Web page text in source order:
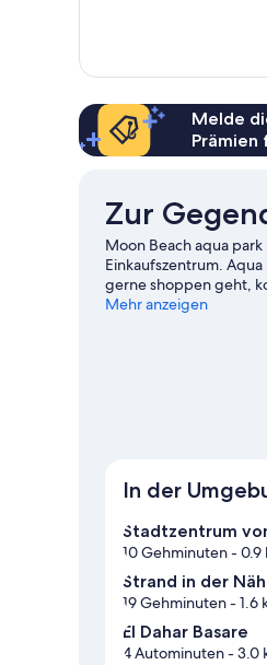
Bewertungen
Melde
Prämien
Zur
Moon Beach aqua
Einkaufszentrum.
gerne shoppen geht,
pur beim Tauchen und
Mehr anzeigen
In der
Stadtzentrum
10 Gehminuten- 0.9
Strand in der
19 Gehminuten- 1.6
El Dahar Basare
4 Autominuten- 3.0